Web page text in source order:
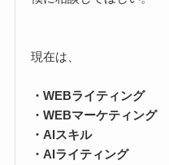
現在は、
・WEBライティング
・WEBマーケティング
・AIスキル
・AIライティング